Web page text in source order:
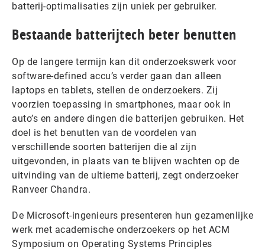
batterij-optimalisaties zijn uniek per gebruiker.
Bestaande batterijtech beter benutten
Op de langere termijn kan dit onderzoekswerk voor
software-defined accu’s verder gaan dan alleen
laptops en tablets, stellen de onderzoekers. Zij
voorzien toepassing in smartphones, maar ook in
auto’s en andere dingen die batterijen gebruiken. Het
doel is het benutten van de voordelen van
verschillende soorten batterijen die al zijn
uitgevonden, in plaats van te blijven wachten op de
uitvinding van de ultieme batterij, zegt onderzoeker
Ranveer Chandra.
De Microsoft-ingenieurs presenteren hun gezamenlijke
werk met academische onderzoekers op het ACM
Symposium on Operating Systems Principles